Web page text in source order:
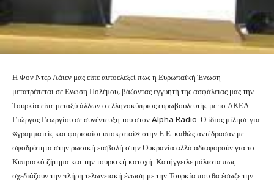
Η Φον Ντερ Λάιεν μας είπε αυτοελεξεί πως η Ευρωπαϊκή Ένωση
μετατρέπεται σε Ενωση Πολέμου, βάζοντας εγγυητή της ασφάλειας μας την
Τουρκία είπε μεταξύ άλλων ο ελληνοκύπριος ευρωβουλευτής με το ΑΚΕΛ
Γιώργος Γεωργίου σε συνέντευξη του στον Alpha Radio. Ο ίδιος μίλησε για
«γραμματείς και φαρισαίοι υποκριταί» στην Ε.Ε. καθώς αντέδρασαν με
σφοδρότητα στην ρωσική εισβολή στην Ουκρανία αλλά αδιαφορούν για το
Κυπριακό ζήτημα και την τουρκική κατοχή. Κατήγγειλε μάλιστα πως
σχεδιάζουν την πλήρη τελωνειακή ένωση με την Τουρκία που θα έσωζε την